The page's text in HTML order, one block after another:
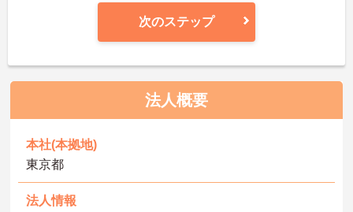
次のステップ
法人概要
本社(本拠地)
東京都
法人情報